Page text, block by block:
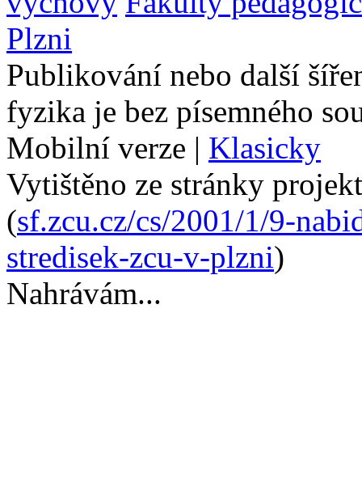
Plzni
Publikování nebo další
fyzika je bez písemného
Mobilní verze | Klasicky
Vytištěno ze stránky
(sf.zcu.cz/cs/2001/1/9-
stredisek-zcu-v-plzni)
Nahrávám...